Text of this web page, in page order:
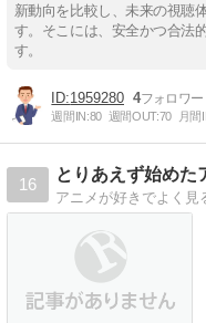
新動向を比較し、未来の視聴
す。そこには、安全かつ合法
す。
1959280 4
週間IN:80 週間OUT:70 月間
16
とりあえず始めた